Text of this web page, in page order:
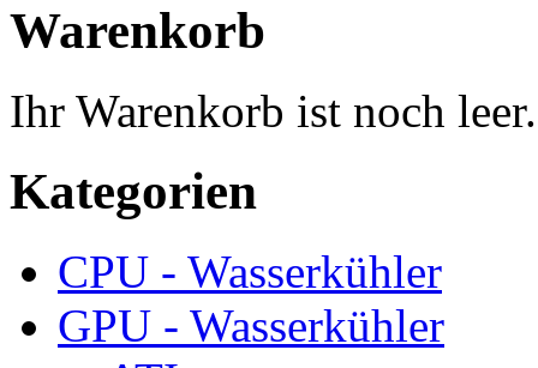
Warenkorb
Ihr Warenkorb ist noch leer.
Kategorien
CPU - Wasserkühler
GPU - Wasserkühler